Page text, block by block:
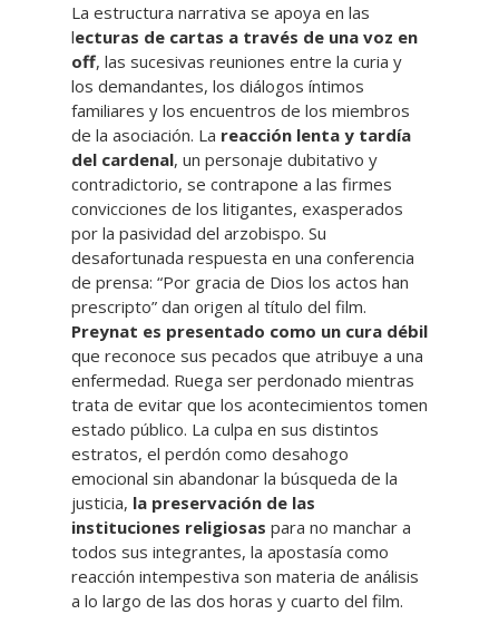
La estructura narrativa se apoya en las
lecturas de cartas a través de una voz en
off, las sucesivas reuniones entre la curia y
los demandantes, los diálogos íntimos
familiares y los encuentros de los miembros
de la asociación. La reacción lenta y tardía
del cardenal, un personaje dubitativo y
contradictorio, se contrapone a las firmes
convicciones de los litigantes, exasperados
por la pasividad del arzobispo. Su
desafortunada respuesta en una conferencia
de prensa: “Por gracia de Dios los actos han
prescripto” dan origen al título del film.
Preynat es presentado como un cura débil
que reconoce sus pecados que atribuye a una
enfermedad. Ruega ser perdonado mientras
trata de evitar que los acontecimientos tomen
estado público. La culpa en sus distintos
estratos, el perdón como desahogo
emocional sin abandonar la búsqueda de la
justicia, la preservación de las
instituciones religiosas para no manchar a
todos sus integrantes, la apostasía como
reacción intempestiva son materia de análisis
a lo largo de las dos horas y cuarto del film.